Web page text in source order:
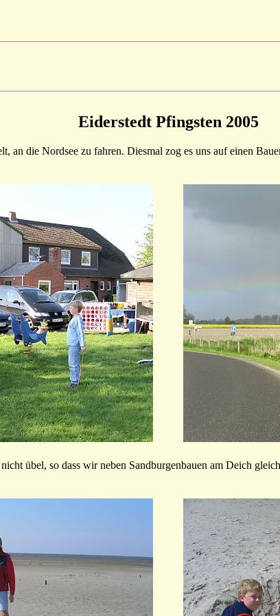
Eiderstedt Pfingsten 2005
an die Nordsee zu fahren. Diesmal zog es uns auf einen
übel, so dass wir neben Sandburgenbauen am Deich